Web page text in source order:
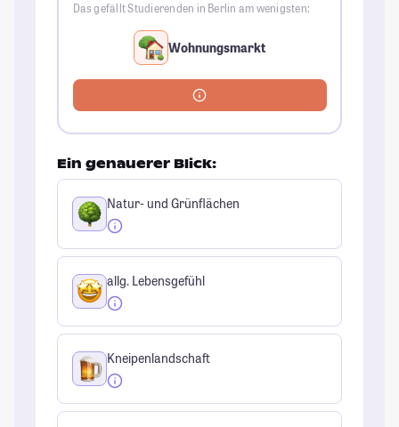
Das gefällt Studierenden in Berlin am wenigsten:
Wohnungsmarkt
Ein genauerer Blick:
Natur- und Grünflächen
allg. Lebensgefühl
Kneipenlandschaft